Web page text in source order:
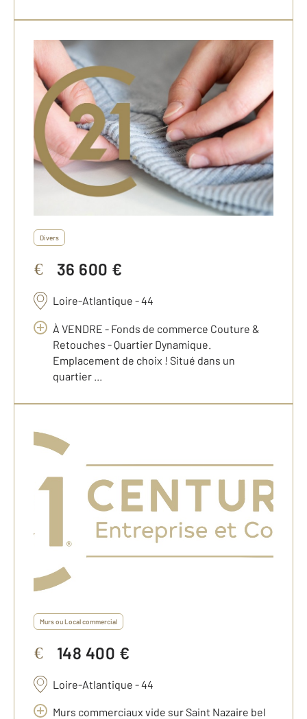
Divers
€ 36 600 €
Loire-Atlantique - 44
À VENDRE - Fonds de commerce Couture &
Retouches - Quartier Dynamique.
Emplacement de choix ! Situé dans un
quartier ...
Murs ou Local commercial
€ 148 400 €
Loire-Atlantique - 44
Murs commerciaux vide sur Saint Nazaire bel